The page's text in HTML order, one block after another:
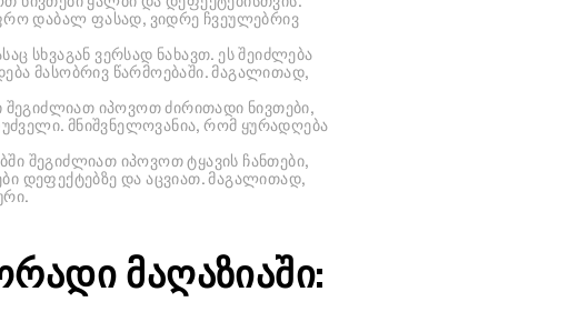
დაბალ ფასად, ვიდრე ჩვეულებრივ
სხვაგან ვერსად ნახავთ. ეს შეიძლება
მასობრივ წარმოებაში. მაგალითად,
შეგიძლიათ იპოვოთ ძირითადი ნივთები,
მნიშვნელოვანია, რომ ყურადღება
შეგიძლიათ იპოვოთ ტყავის ჩანთები,
დეფექტებზე და აცვიათ. მაგალითად,
მაღაზიაში: